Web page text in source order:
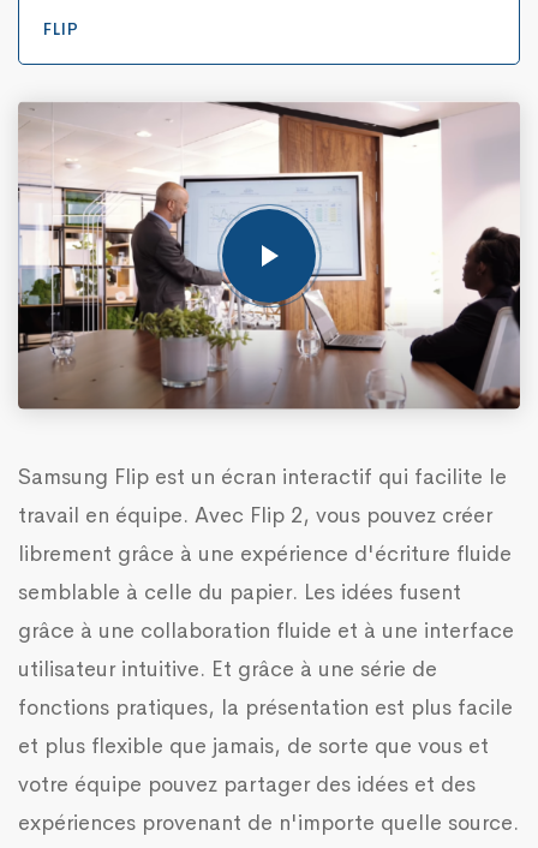
FLIP
Samsung Flip est un écran interactif qui facilite le
travail en équipe. Avec Flip 2, vous pouvez créer
librement grâce à une expérience d'écriture fluide
semblable à celle du papier. Les idées fusent
grâce à une collaboration fluide et à une interface
utilisateur intuitive. Et grâce à une série de
fonctions pratiques, la présentation est plus facile
et plus flexible que jamais, de sorte que vous et
votre équipe pouvez partager des idées et des
expériences provenant de n'importe quelle source.